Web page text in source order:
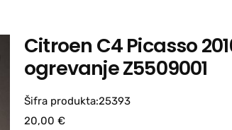
Citroen C4 Picasso
ogrevanje Z5509001
Šifra produkta:25393
20,00 €